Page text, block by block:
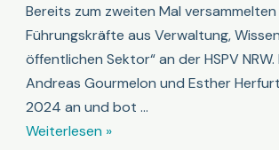
Bereits zum zweiten Mal
Führungskräfte aus Verwaltung,
öffentlichen Sektor“ an der HSPV
Andreas Gourmelon und Esther
2024 an und bot …
Zweite
Weiterlesen »